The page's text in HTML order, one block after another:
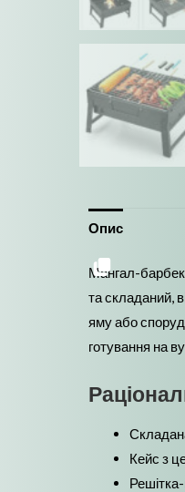
Опис
Мангал-
та складаний,
яму або
готування на
Кейс з
Решітка-